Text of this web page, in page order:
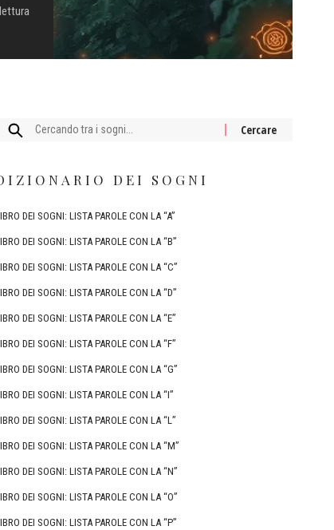
Cercare:
DEI SOGNI
DEI SOGNI: LISTA PAROLE CON LA “A”
DEI SOGNI: LISTA PAROLE CON LA “B”
DEI SOGNI: LISTA PAROLE CON LA “C”
DEI SOGNI: LISTA PAROLE CON LA “D”
DEI SOGNI: LISTA PAROLE CON LA “E”
DEI SOGNI: LISTA PAROLE CON LA “F”
DEI SOGNI: LISTA PAROLE CON LA “G”
DEI SOGNI: LISTA PAROLE CON LA “I”
DEI SOGNI: LISTA PAROLE CON LA “L”
DEI SOGNI: LISTA PAROLE CON LA “M”
DEI SOGNI: LISTA PAROLE CON LA “N”
DEI SOGNI: LISTA PAROLE CON LA “O”
DEI SOGNI: LISTA PAROLE CON LA “P”